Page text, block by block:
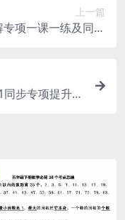
上一篇
项一课一练及同步
步专项提升练